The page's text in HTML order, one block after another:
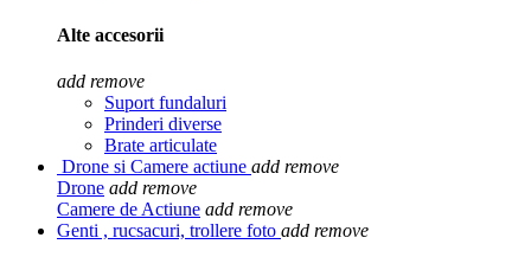
Alte accesorii
add remove
Suport fundaluri
Prinderi diverse
Brate articulate
Drone si Camere actiune add remove
Drone add remove
Camere de Actiune add remove
Genti , rucsacuri, trollere foto add remove